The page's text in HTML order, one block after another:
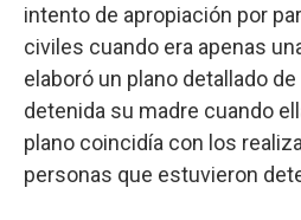
intento de apropiación por
civiles cuando era apenas
elaboró un plano detallado
detenida su madre cuando
plano coincidía con los
personas que estuvieron